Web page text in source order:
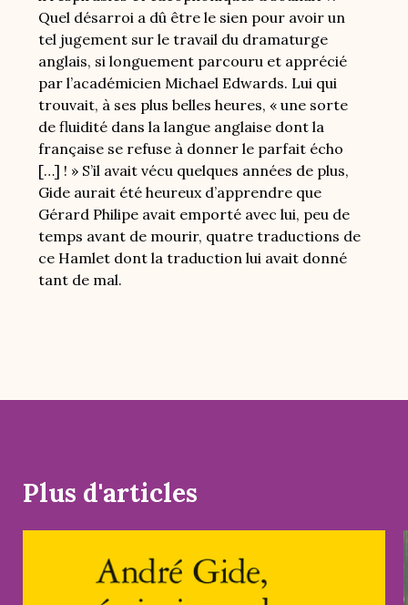
Quel désarroi a dû être le sien pour avoir un
tel jugement sur le travail du dramaturge
anglais, si longuement parcouru et apprécié
par l’académicien Michael Edwards. Lui qui
trouvait, à ses plus belles heures, « une sorte
de fluidité dans la langue anglaise dont la
française se refuse à donner le parfait écho
[…] ! » S’il avait vécu quelques années de plus,
Gide aurait été heureux d’apprendre que
Gérard Philipe avait emporté avec lui, peu de
temps avant de mourir, quatre traductions de
ce Hamlet dont la traduction lui avait donné
tant de mal.
Plus d'articles